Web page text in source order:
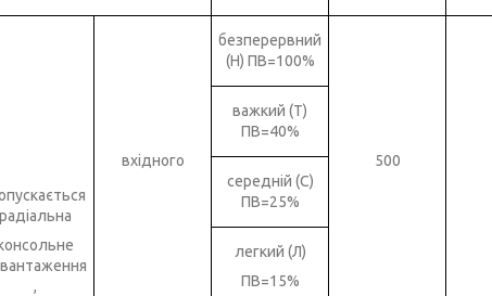
радіальна
,
вхідного
безперервний
(Н) ПВ=100%
500
важкий (Т)
ПВ=40%
середній (С)
ПВ=25%
легкий (Л)
ПВ=15%